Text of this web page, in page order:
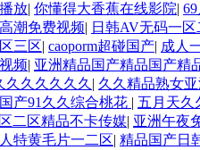
放| 你懂得大香蕉在线影院|
潮免费视频| 日韩AV无码一
三区| caoporm超碰国产| 成人
频| 亚洲精品国产精品国产精
久久久久久久 | 久久精品熟女
产91久久综合桃花 | 五月天久
二区精品不卡传媒| 亚洲午夜
特黄毛片一二区| 精品国产日